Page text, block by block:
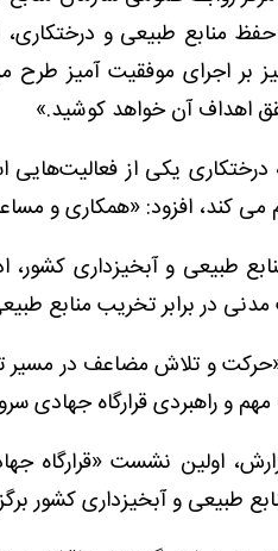
منابع طبیعی و
بر اجرای موفقیت آمیز طرح
اهداف آن خواهد کوشید.»
درختکاری یکی از
می کند، افزود: «همکاری و
طبیعی و آبخیزداری کشور،
در برابر تخریب منابع
و تلاش مضاعف در مسیر
و راهبردی قرارگاه جهادی
اولین نشست «قرارگاه
طبیعی و آبخیزداری کشور